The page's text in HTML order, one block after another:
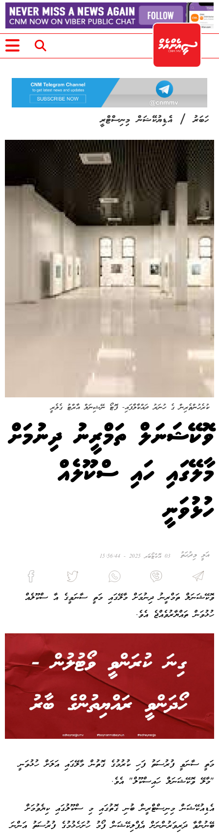
ހަބަރު/ އެޑިޔުކޭޝަން މިނިސްޓްރީ
ކުރެހުންތެރިން ގެ ހުނަރު ދައްކާލާފައި- ފޮޓޯ ނޭޝިނަލް އާރްޓު ގެލެރީ
ވޮކޭޝަނަލް ތަމްރީނު ދިނުމަށް
މާލޭގައި ހައި ސްކޫލެއް
ހުޅުވަނީ
އަލީ މިދުހަތު 03 އޮކްޓޯބަރ 2025 - 15:56:44
ވޮކޭޝަނަލް ތަމްރީނު ދިނުމަށް މާލޭގައި މަތީ ސާނަވީގެ އާ ސްކޫލެއް
ހުޅުވަން ތައްޔާރުވެއްޖެ އެވެ.
މަތީ ސާނަވީ ފުރުސަތު ފަހި ކުރުމުގެ ގޮތުން މާލޭގައި އަލަށް ހުޅުވަނީ
"މާލޭ ވޮކޭޝަނަލް ހައިސްކޫލް" އެވެ.
އެޑިއުކޭޝަން މިނިސްޓްރީން ބުނި ގޮތުގައި މި ސްކޫލުގައި ކިޔެވުމަށް
ބޭނުންވާ ދަރިވަރުންނަށް އެޕްލިކޭޝަން ފޯމު ހުށަހެޅުމުގެ ފުރުސަތު އަންނަ